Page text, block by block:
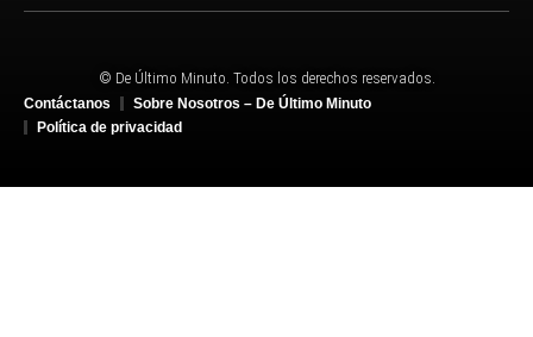
© De Último Minuto. Todos los derechos reservados.
Contáctanos
Sobre Nosotros – De Último Minuto
Política de privacidad